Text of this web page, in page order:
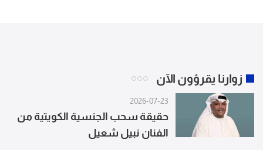
زوارنا يقرؤون الآن
2026-07-23
حقيقة سحب الجنسية الكويتية من
الفنان نبيل شعيل